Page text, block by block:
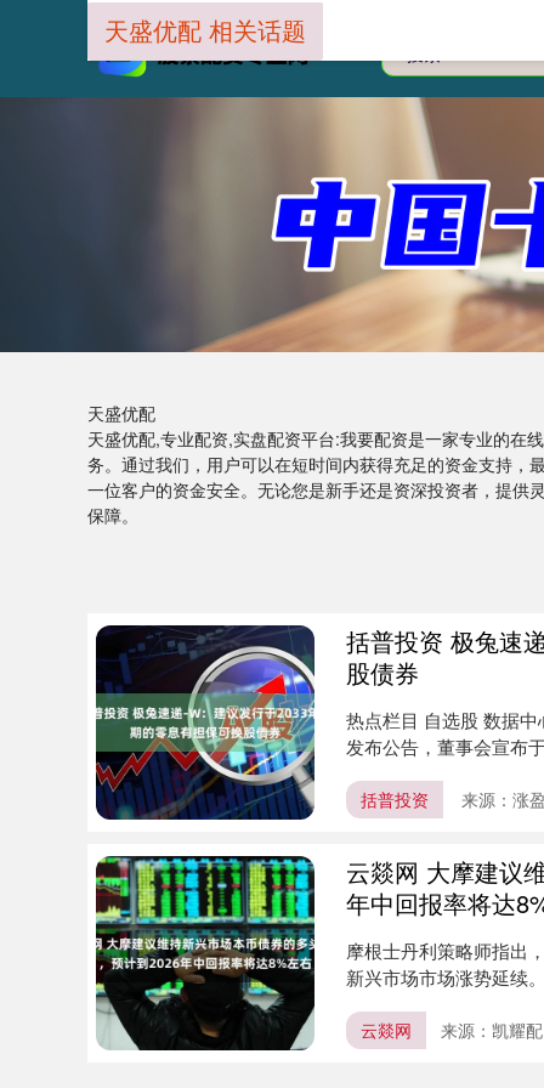
天盛优配
天盛优配,专业配资,实盘配资平台:我要配资是一家专业的在
务。通过我们，用户可以在短时间内获得充足的资金支持
一位客户的资金安全。无论您是新手还是资深投资者，提
保障。
天盛优配 相关话题
括普投资 极兔速
股债券
热点栏目 自选股 数据
发布公告，董事会宣布
括普投资 来源：涨
云燚网 大摩建议
年中回报率将达
摩根士丹利策略师指出
新兴市场市场涨势延续
云燚网
来源：凯耀
2.13% 上证指数 3940.04